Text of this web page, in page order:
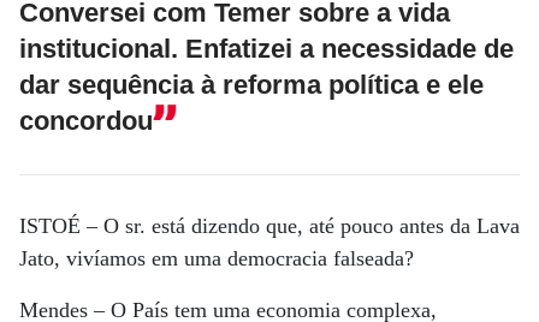
Conversei com Temer sobre a vida
institucional. Enfatizei a necessidade de
dar sequência à reforma política e ele
concordou
ISTOÉ – O sr. está dizendo que, até pouco antes da Lava
Jato, vivíamos em uma democracia falseada?
Mendes – O País tem uma economia complexa,